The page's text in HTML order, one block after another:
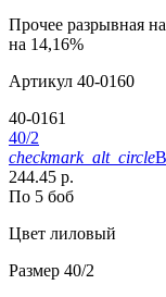
Прочее разрывная
на 14,16%
Артикул 40-0160
40-0161
40/2
checkmark_alt_circle
244.45 р.
По 5 боб
Цвет лиловый
Размер 40/2